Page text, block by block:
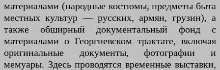
материалами (народные костюмы, предметы быта
местных культур — русских, армян, грузин), а
также обширный документальный фонд с
материалами о Георгиевском трактате, включая
оригинальные документы, фотографии и
мемуары. Здесь проводятся временные выставки,